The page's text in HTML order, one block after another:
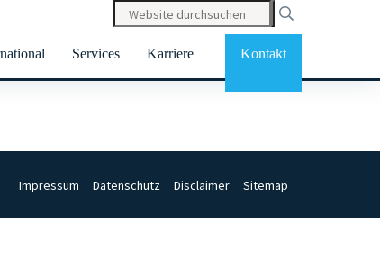
Services Karriere Kontakt
Impressum Datenschutz Disclaimer Sitemap